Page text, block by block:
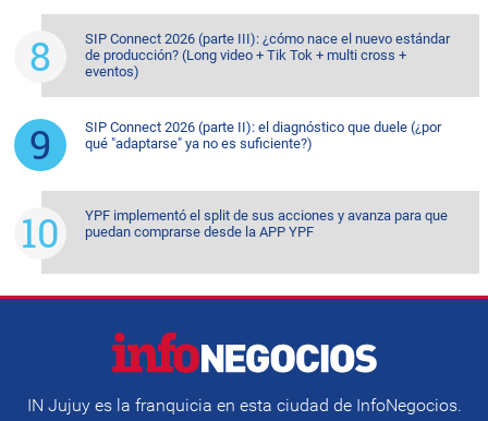
SIP Connect 2026 (parte III): ¿cómo nace el nuevo estándar
de producción? (Long video + Tik Tok + multi cross +
eventos)
SIP Connect 2026 (parte II): el diagnóstico que duele (¿por
qué "adaptarse" ya no es suficiente?)
YPF implementó el split de sus acciones y avanza para que
puedan comprarse desde la APP YPF
IN Jujuy es la franquicia en esta ciudad de InfoNegocios.